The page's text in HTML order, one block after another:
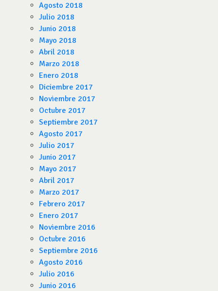
Agosto 2018
Julio 2018
Junio 2018
Mayo 2018
Abril 2018
Marzo 2018
Enero 2018
Diciembre 2017
Noviembre 2017
Octubre 2017
Septiembre 2017
Agosto 2017
Julio 2017
Junio 2017
Mayo 2017
Abril 2017
Marzo 2017
Febrero 2017
Enero 2017
Noviembre 2016
Octubre 2016
Septiembre 2016
Agosto 2016
Julio 2016
Junio 2016